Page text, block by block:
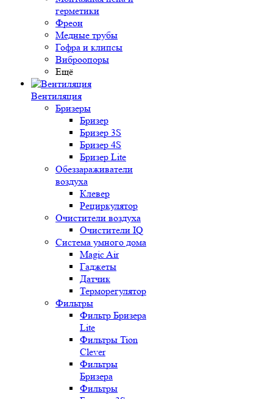
герметики
Фреон
Медные трубы
Гофра и клипсы
Виброопоры
Ещё
Вентиляция
Бризеры
Бризер
Бризер 3S
Бризер 4S
Бризер Lite
Обеззараживатели
воздуха
Клевер
Рециркулятор
Очистители воздуха
Очистители IQ
Система умного дома
Magic Air
Гаджеты
Датчик
Терморегулятор
Фильтры
Фильтр Бризера
Lite
Фильтры Tion
Clever
Фильтры
Бризера
Фильтры